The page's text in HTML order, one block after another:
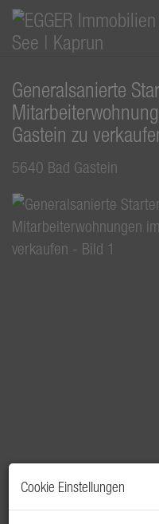
Generalsanierte
Gastein zu
5640 Bad Gastein
Cookie Einstellungen